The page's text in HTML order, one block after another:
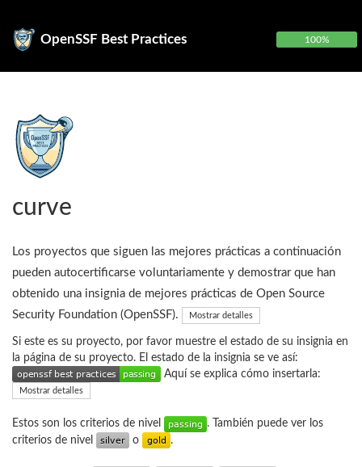
OpenSSF Best Practices 100%
curve
Los proyectos que siguen las mejores prácticas a continuación
pueden autocertificarse voluntariamente y demostrar que han
obtenido una insignia de mejores prácticas de Open Source
Security Foundation (OpenSSF).
Mostrar detalles
Si este es su proyecto, por favor muestre el estado de su insignia en
la página de su proyecto. El estado de la insignia se ve así:
Aquí se explica cómo insertarla:
Mostrar detalles
Estos son los criterios de nivel
. También puede ver los
criterios de nivel
o .